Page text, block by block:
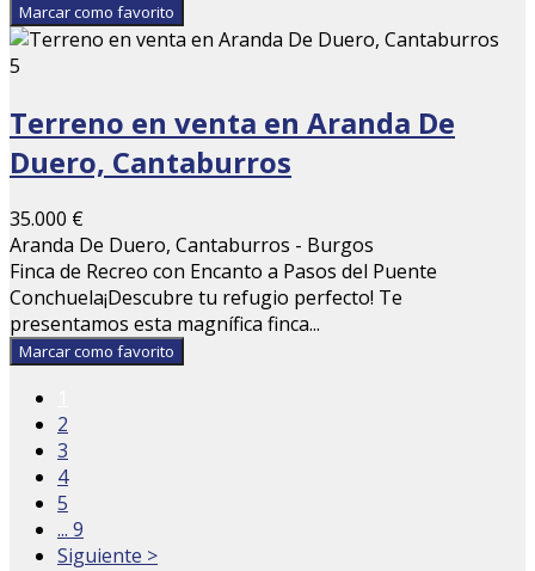
Marcar como favorito
5
Terreno en venta en Aranda De
Duero, Cantaburros
35.000 €
Aranda De Duero, Cantaburros - Burgos
Finca de Recreo con Encanto a Pasos del Puente
Conchuela¡Descubre tu refugio perfecto! Te
presentamos esta magnífica finca...
Marcar como favorito
2
3
4
5
... 9
Siguiente >